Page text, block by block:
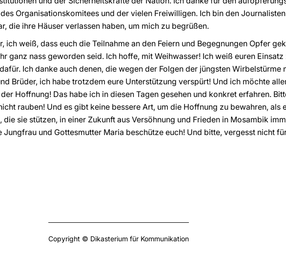
Organisationskomitees und der vielen Freiwilligen. Ich bin den
die ihre Häuser verlassen haben, um mich zu begrüßen.
ich weiß, dass euch die Teilnahme an den Feiern und Begegnungen Opfer
ganz nass geworden seid. Ich hoffe, mit Weihwasser! Ich weiß euren Einsatz
Ich danke auch denen, die wegen der Folgen der jüngsten Wirbelstürme
Brüder, ich habe trotzdem eure Unterstützung verspürt! Und ich möchte
Hoffnung! Das habe ich in diesen Tagen gesehen und konkret erfahren.
rauben! Und es gibt keine bessere Art, um die Hoffnung zu bewahren, als
sie stützen, in einer Zukunft aus Versöhnung und Frieden in Mosambik
Jungfrau und Gottesmutter Maria beschütze euch! Und bitte, vergesst nicht
Copyright © Dikasterium für Kommunikation